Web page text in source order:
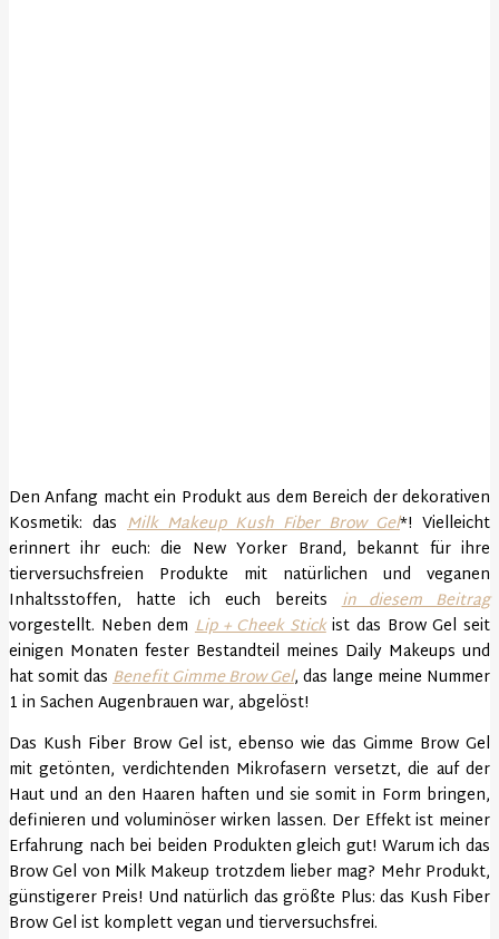
Den Anfang macht ein Produkt aus dem Bereich der dekorativen
Kosmetik: das Milk Makeup Kush Fiber Brow Gel*! Vielleicht
erinnert ihr euch: die New Yorker Brand, bekannt für ihre
tierversuchsfreien Produkte mit natürlichen und veganen
Inhaltsstoffen, hatte ich euch bereitsin diesem Beitrag
vorgestellt. Neben dem Lip + Cheek Stickist das Brow Gel seit
einigen Monaten fester Bestandteil meines Daily Makeups und
hat somit das Benefit Gimme Brow Gel, das lange meine Nummer
1 in Sachen Augenbrauen war, abgelöst!
Das Kush Fiber Brow Gel ist, ebenso wie das Gimme Brow Gel
mit getönten, verdichtenden Mikrofasern versetzt, die auf der
Haut und an den Haaren haften und sie somit in Form bringen,
definieren und voluminöser wirken lassen. Der Effekt ist meiner
Erfahrung nach bei beiden Produkten gleich gut! Warum ich das
Brow Gel von Milk Makeup trotzdem lieber mag? Mehr Produkt,
günstigerer Preis! Und natürlich das größte Plus: das Kush Fiber
Brow Gel ist komplett vegan und tierversuchsfrei.